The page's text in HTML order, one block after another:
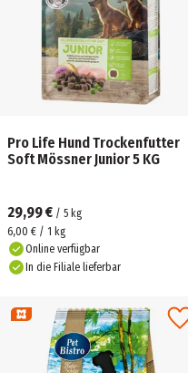
Pro Life Hund Trockenfutter
Soft Mössner Junior 5 KG
29,99 € / 5 kg
6,00 € / 1 kg
Online verfügbar
In die Filiale lieferbar